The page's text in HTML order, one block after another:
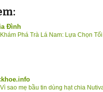
Đình
Khám Phá Trà Lá Nam: Lựa Chọn
Vì sao mẹ bầu tin dùng hạt chia